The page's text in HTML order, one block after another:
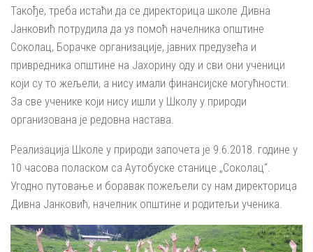
Такође, треба истаћи да се директорица школе Дивна
Јанковић потрудила да уз помоћ начелника општине
Соколац, Борачке организације, јавних предузећа и
привредника општине на Јахорину оду и сви они ученици
који су то жељели, а нису имали финансијске могућности.
За све ученике који нису ишли у Школу у природи
организована је редовна настава.
Реализација Школе у природи започета је 9.6.2018. године у
10 часова поласком са Аутобуске станице „Соколац“.
Угодно путовање и боравак пожељели су нам директорица
Дивна Јанковић, начелник општине и родитељи ученика.